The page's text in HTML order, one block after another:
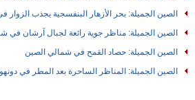
الصين الجميلة: بحر الأزهار البنفسجية يجذب
الصين الجميلة: مناظر جوية رائعة لجبال آرشان في
الصين الجميلة: حصاد القمح في شمالي الصين
الصين الجميلة: المناظر الساحرة بعد المطر في